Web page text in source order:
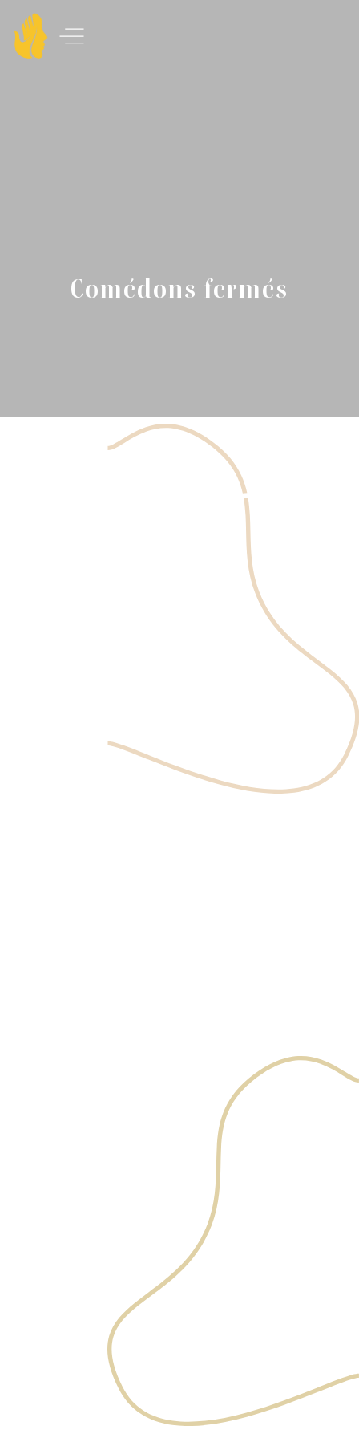
Comédons fermés
Les comédons fermés sont de petites bosses de couleur
Contrairement aux comédons ouverts (points noirs), ces
lésions restent sous la surface de la peau, ce qui crée une
texture irrégulière difficile à traiter soi-même. L’acné
comédonienne laisse souvent les patients incertains :
s’agit-il de points noirs, de points blancs ou d’autre
chose ? Comprendre les causes des comédons fermés
permet de choisir des solutions professionnelles
Un comédon fermé se forme lorsque le pore se bouche
avec un mélange de cellules mortes, d’excès de sébum et
Contrairement aux points noirs, il reste recouvert d’une
fine couche de peau, ce qui lui donne un aspect blanc ou
couleur chair.
Plusieurs facteurs peuvent favoriser leur apparition :
Les variations hormonales ;
Une routine de soins inadéquate ;
L’utilisation de cosmétiques trop riches ou comédogènes ;
Dans certains cas, une exposition prolongée au soleil
peut aussi provoquer des comédons solaires.